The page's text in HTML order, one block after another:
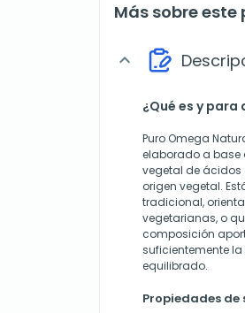
Más sobre
expand_more
¿Qué es y para
Puro Omega
elaborado a base
vegetal de ácidos
origen vegetal.
tradicional,
vegetarianas, o
composición
suficientemente
equilibrado.
Propiedades de